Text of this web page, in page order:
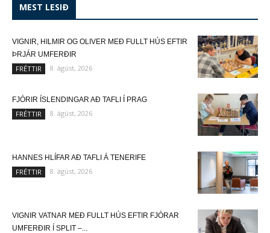
MEST LESIÐ
VIGNIR, HILMIR OG OLIVER MEÐ FULLT HÚS EFTIR
ÞRJÁR UMFERÐIR
FRÉTTIR 8. ágúst, 2026
FJÓRIR ÍSLENDINGAR AÐ TAFLI Í PRAG
FRÉTTIR 8. ágúst, 2026
HANNES HLÍFAR AÐ TAFLI Á TENERIFE
FRÉTTIR 8. ágúst, 2026
VIGNIR VATNAR MEÐ FULLT HÚS EFTIR FJÓRAR
UMFERÐIR Í SPLIT –...